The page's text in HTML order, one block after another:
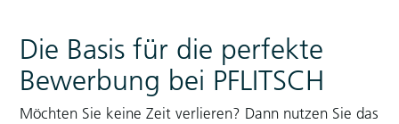
Die Basis für die perfekte
Bewerbung bei PFLITSCH
Möchten Sie keine Zeit verlieren? Dann nutzen Sie das